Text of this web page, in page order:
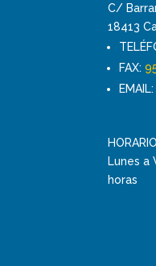
C/
18413
FAX:
Lunes a
horas